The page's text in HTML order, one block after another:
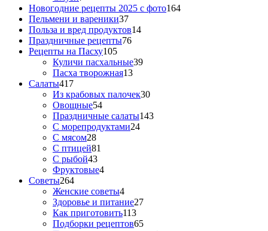
Новогодние рецепты 2025 с фото164
Пельмени и вареники37
Польза и вред продуктов14
Праздничные рецепты76
Рецепты на Пасху105
Куличи пасхальные39
Пасха творожная13
Салаты417
Из крабовых палочек30
Овощные54
Праздничные салаты143
С морепродуктами24
С мясом28
С птицей81
С рыбой43
Фруктовые4
Советы264
Женские советы4
Здоровье и питание27
Как приготовить113
Подборки рецептов65